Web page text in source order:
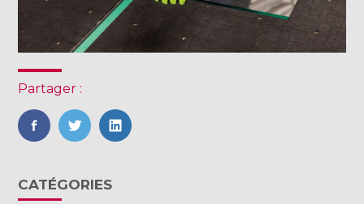
Partager :
FaceBook
TwitterLinkedIn
Blog
sidebar
CATÉGORIES